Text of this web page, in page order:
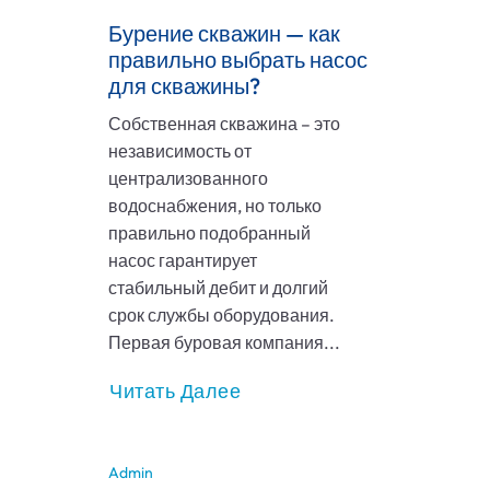
Бурение скважин — как
правильно выбрать насос
для скважины?
Собственная скважина – это
независимость от
централизованного
водоснабжения, но только
правильно подобранный
насос гарантирует
стабильный дебит и долгий
срок службы оборудования.
Первая буровая компания...
Читать Далее
Admin